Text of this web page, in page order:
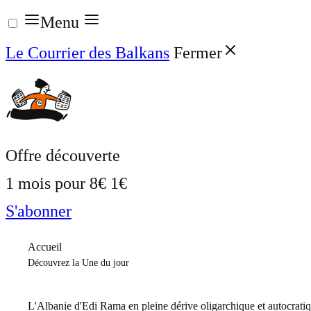
Aller
au
contenu
Menu
Le Courrier des Balkans Fermer
Offre découverte
1 mois pour 8€ 1€
S'abonner
Accueil
Découvrez la Une du jour
L'Albanie d'Edi Rama en pleine dérive oligarchique et